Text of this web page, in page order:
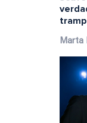
Marta